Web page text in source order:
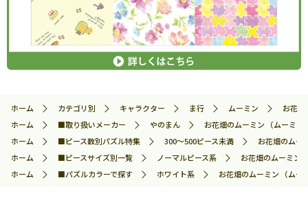
ホーム カテゴリ別 キャラクター ま行 ムーミン
お花
ホーム
■取り扱いメーカー やのまん
お花畑のムーミン （ムーミ
ホーム
■ピース数別パズル特集 300～500ピース未満
お花畑のム
ホーム
■ピースサイズ別一覧 ノーマルピース系
お花畑のムーミン
ホーム
■パズルカラーで探す ホワイト系 お花畑のムーミン （ム